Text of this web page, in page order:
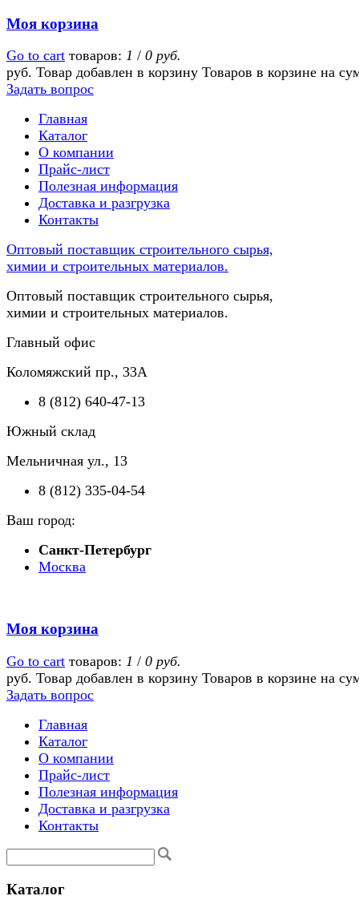
Моя корзина
Go to cart товаров: 1 / 0 руб.
руб. Товар добавлен в корзину Товаров в корзине на
Задать вопрос
Главная
Каталог
О компании
Прайс-лист
Полезная информация
Доставка и разгрузка
Контакты
Оптовый поставщик строительного сырья,
химии и строительных материалов.
Оптовый поставщик строительного сырья,
химии и строительных материалов.
Главный офис
Коломяжский пр., 33А
8 (812) 640-47-13
Южный склад
Мельничная ул., 13
8 (812) 335-04-54
Ваш город:
Санкт-Петербург
Москва
Моя корзина
Go to cart товаров: 1 / 0 руб.
руб. Товар добавлен в корзину Товаров в корзине на
Задать вопрос
Главная
Каталог
О компании
Прайс-лист
Полезная информация
Доставка и разгрузка
Контакты
Каталог